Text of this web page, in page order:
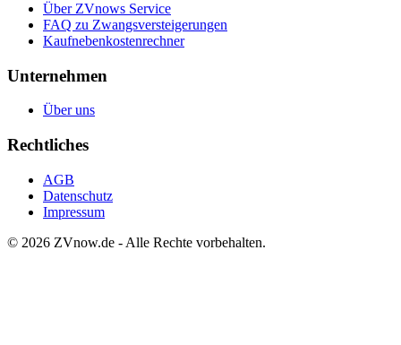
Über ZVnows Service
FAQ zu Zwangsversteigerungen
Kaufnebenkostenrechner
Unternehmen
Über uns
Rechtliches
AGB
Datenschutz
Impressum
© 2026 ZVnow.de - Alle Rechte vorbehalten.